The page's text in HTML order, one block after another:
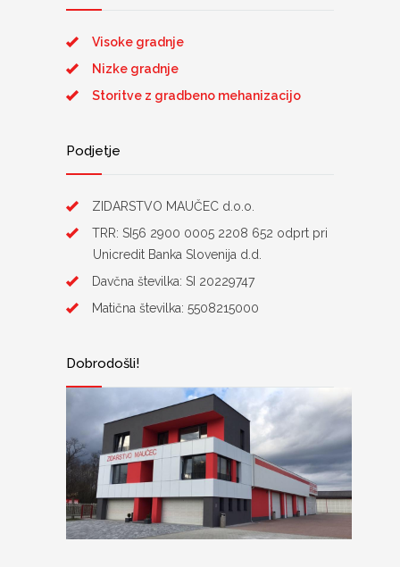
Visoke gradnje
Nizke gradnje
Storitve z gradbeno mehanizacijo
Podjetje
ZIDARSTVO MAUČEC d.o.o.
TRR: SI56 2900 0005 2208 652 odprt pri
Unicredit Banka Slovenija d.d.
Davčna številka: SI 20229747
Matična številka: 5508215000
Dobrodošli!